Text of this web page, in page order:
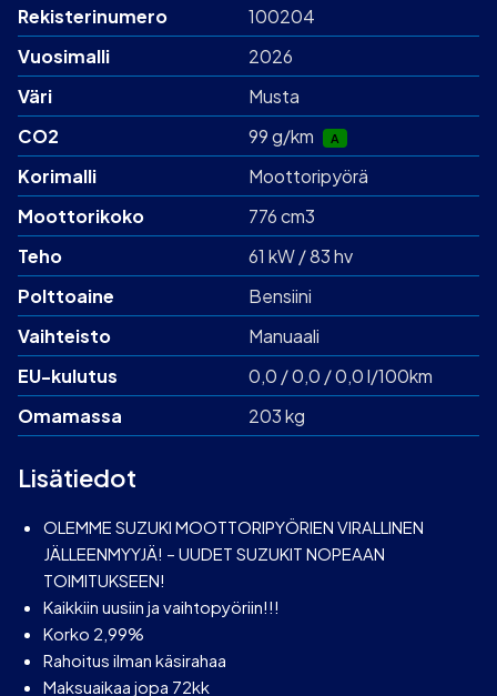
Rekisterinumero
100204
Vuosimalli
2026
Väri
Musta
CO2
99 g/km A
Korimalli
Moottoripyörä
Moottorikoko
776 cm3
Teho
61 kW / 83 hv
Polttoaine
Bensiini
Vaihteisto
Manuaali
EU-kulutus
0,0 / 0,0 / 0,0 l/100km
Omamassa
203 kg
Lisätiedot
OLEMME SUZUKI MOOTTORIPYÖRIEN VIRALLINEN
JÄLLEENMYYJÄ! – UUDET SUZUKIT NOPEAAN
TOIMITUKSEEN!
Kaikkiin uusiin ja vaihtopyöriin!!!
Korko 2,99%
Rahoitus ilman käsirahaa
Maksuaikaa jopa 72kk